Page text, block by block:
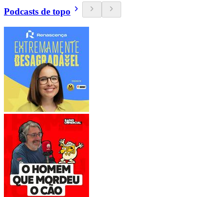
Podcasts de topo